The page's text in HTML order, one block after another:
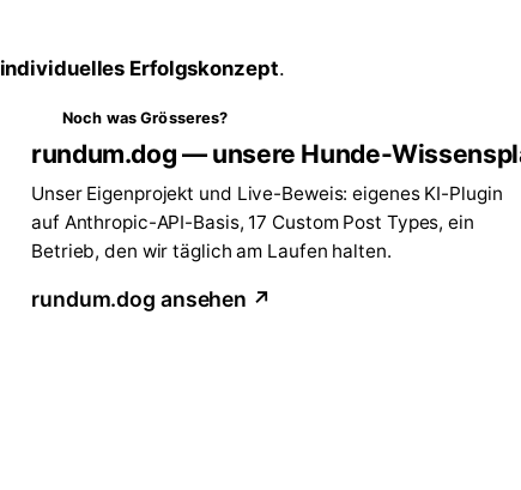
individuelles Erfolgskonzept.
Noch was Grösseres?
rundum.dog — unsere Hunde-
Unser Eigenprojekt und Live-Beweis: eigenes KI-Plugin
auf Anthropic-API-Basis, 17 Custom Post Types, ein
Betrieb, den wir täglich am Laufen halten.
rundum.dog ansehen ↗